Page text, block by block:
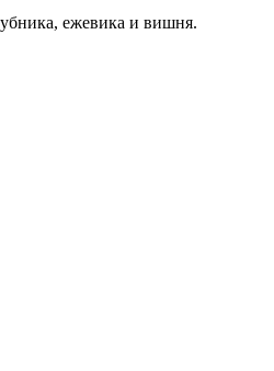
ежевика и вишня.